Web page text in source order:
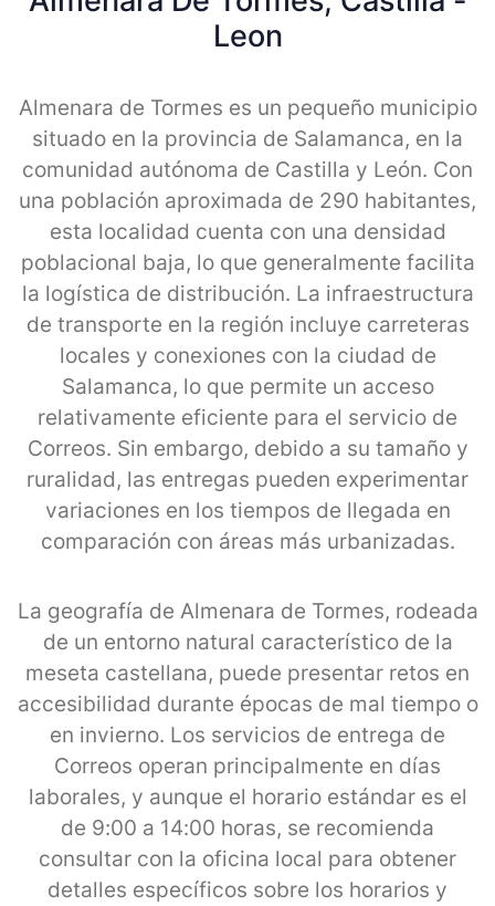
Leon
Almenara de Tormes es un pequeño municipio
situado en la provincia de Salamanca, en la
comunidad autónoma de Castilla y León. Con
una población aproximada de 290 habitantes,
esta localidad cuenta con una densidad
poblacional baja, lo que generalmente facilita
la logística de distribución. La infraestructura
de transporte en la región incluye carreteras
locales y conexiones con la ciudad de
Salamanca, lo que permite un acceso
relativamente eficiente para el servicio de
Correos. Sin embargo, debido a su tamaño y
ruralidad, las entregas pueden experimentar
variaciones en los tiempos de llegada en
comparación con áreas más urbanizadas.
La geografía de Almenara de Tormes, rodeada
de un entorno natural característico de la
meseta castellana, puede presentar retos en
accesibilidad durante épocas de mal tiempo o
en invierno. Los servicios de entrega de
Correos operan principalmente en días
laborales, y aunque el horario estándar es el
de 9:00 a 14:00 horas, se recomienda
consultar con la oficina local para obtener
detalles específicos sobre los horarios y